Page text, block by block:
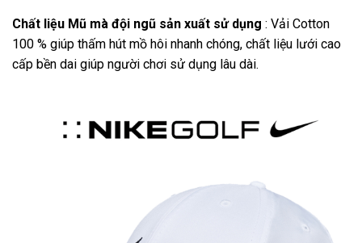
Chất liệu Mũ mà đội ngũ sản xuất sử dụng : Vải Cotton
100 % giúp thấm hút mồ hôi nhanh chóng, chất liệu lưới cao
cấp bền dai giúp người chơi sử dụng lâu dài.